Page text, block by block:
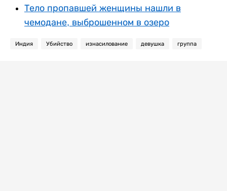
Тело пропавшей женщины нашли в
чемодане, выброшенном в озеро
Индия Убийство изнасилование девушка группа